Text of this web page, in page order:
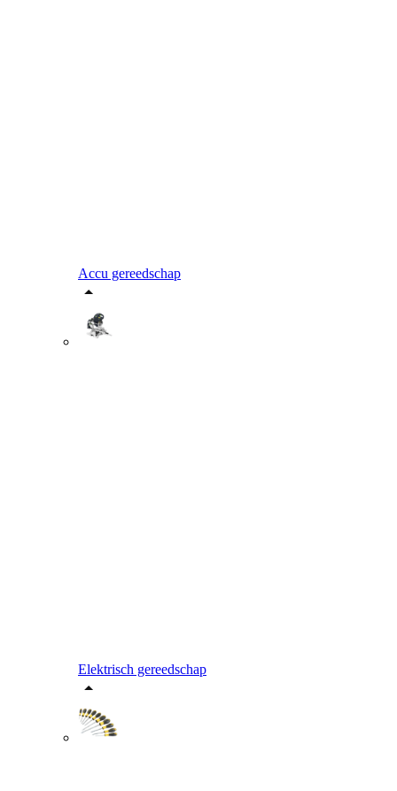
Accu gereedschap
Elektrisch gereedschap